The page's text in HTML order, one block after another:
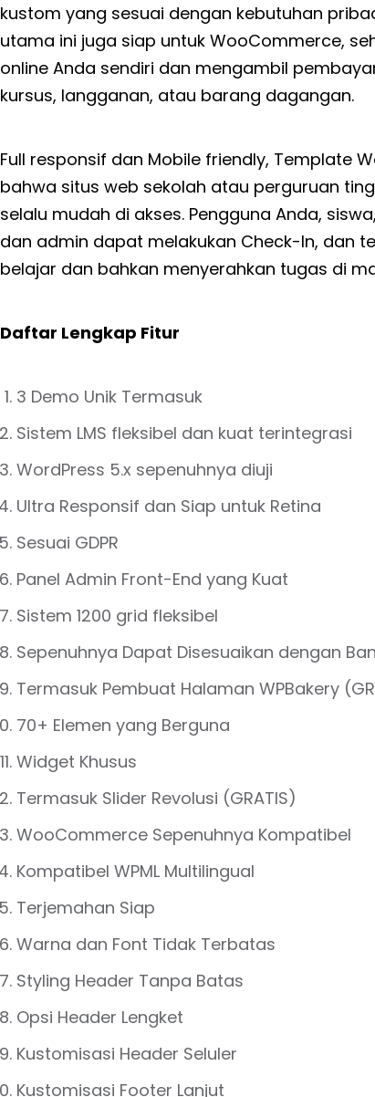
kustom yang sesuai dengan kebutuhan
utama ini juga siap untuk WooCommerce,
online Anda sendiri dan mengambil
kursus, langganan, atau barang dagangan.
Full responsif dan Mobile friendly, Template
bahwa situs web sekolah atau perguruan
selalu mudah di akses. Pengguna Anda,
dan admin dapat melakukan Check-In, dan
belajar dan bahkan menyerahkan tugas di
Daftar Lengkap Fitur
3 Demo Unik Termasuk
Sistem LMS fleksibel dan kuat terintegrasi
WordPress 5.x sepenuhnya diuji
Ultra Responsif dan Siap untuk Retina
Sesuai GDPR
Panel Admin Front-End yang Kuat
Sistem 1200 grid fleksibel
Sepenuhnya Dapat Disesuaikan dengan
Termasuk Pembuat Halaman WPBakery
70+ Elemen yang Berguna
Widget Khusus
Termasuk Slider Revolusi (GRATIS)
WooCommerce Sepenuhnya Kompatibel
Kompatibel WPML Multilingual
Terjemahan Siap
Warna dan Font Tidak Terbatas
Styling Header Tanpa Batas
Opsi Header Lengket
Kustomisasi Header Seluler
Kustomisasi Footer Lanjut